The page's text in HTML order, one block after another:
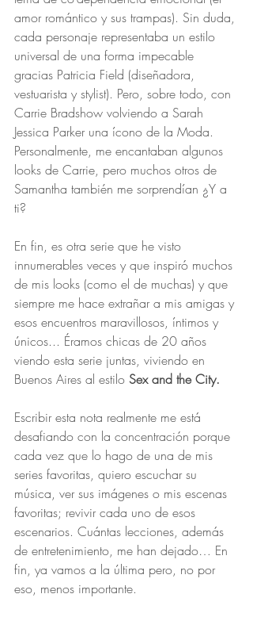
amor romántico y sus trampas). Sin duda,
cada personaje representaba un estilo
universal de una forma impecable
gracias Patricia Field (diseñadora,
vestuarista y stylist). Pero, sobre todo, con
Carrie Bradshow volviendo a Sarah
Jessica Parker una ícono de la Moda.
Personalmente, me encantaban algunos
looks de Carrie, pero muchos otros de
Samantha también me sorprendían ¿Y a
ti?
En fin, es otra serie que he visto
innumerables veces y que inspiró muchos
de mis looks (como el de muchas) y que
siempre me hace extrañar a mis amigas y
esos encuentros maravillosos, íntimos y
únicos... Éramos chicas de 20 años
viendo esta serie juntas, viviendo en
Buenos Aires al estilo Sex and the City.
Escribir esta nota realmente me está
desafiando con la concentración porque
cada vez que lo hago de una de mis
series favoritas, quiero escuchar su
música, ver sus imágenes o mis escenas
favoritas; revivir cada uno de esos
escenarios. Cuántas lecciones, además
de entretenimiento, me han dejado… En
fin, ya vamos a la última pero, no por
eso, menos importante.